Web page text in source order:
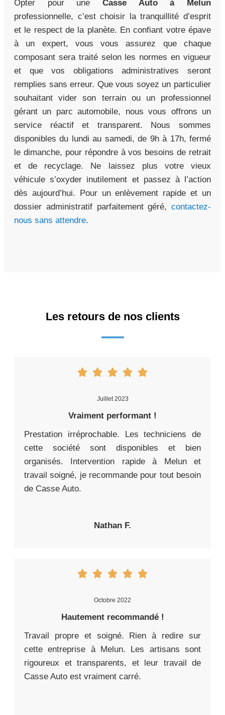
Opter pour une Casse Auto à Melun
professionnelle, c’est choisir la tranquillité d’esprit
et le respect de la planète. En confiant votre épave
à un expert, vous vous assurez que chaque
composant sera traité selon les normes en vigueur
et que vos obligations administratives seront
remplies sans erreur. Que vous soyez un particulier
souhaitant vider son terrain ou un professionnel
gérant un parc automobile, nous vous offrons un
service réactif et transparent. Nous sommes
disponibles du lundi au samedi, de 9h à 17h, fermé
le dimanche, pour répondre à vos besoins de retrait
et de recyclage. Ne laissez plus votre vieux
véhicule s’oxyder inutilement et passez à l’action
dès aujourd’hui. Pour un enlèvement rapide et un
dossier administratif parfaitement géré, contactez-
nous sans attendre.
Les retours de nos clients
Juillet 2023
Vraiment performant !
Prestation irréprochable. Les techniciens de
cette société sont disponibles et bien
organisés. Intervention rapide à Melun et
travail soigné, je recommande pour tout besoin
de Casse Auto.
Nathan F.
Octobre 2022
Hautement recommandé !
Travail propre et soigné. Rien à redire sur
cette entreprise à Melun. Les artisans sont
rigoureux et transparents, et leur travail de
Casse Auto est vraiment carré.